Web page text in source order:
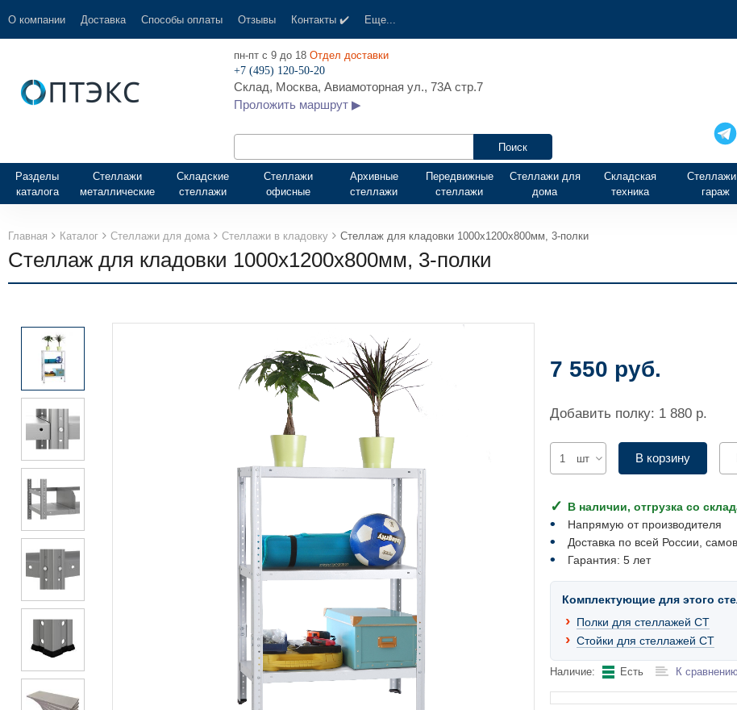
О компании Доставка Способы оплаты Отзывы Контакты ✔️ Еще...
пн-пт с 9 до 18 Отдел доставки
+7 (495) 120-50-20
Склад, Москва, Авиамоторная ул., 73А стр.7
Проложить маршрут ▶
Разделы
каталога
Стеллажи
металлические
Складские
стеллажи
Стеллажи
офисные
Архивные
стеллажи
Передвижные
стеллажи
Стеллажи для
дома
Складская
техника
гараж
Главная Каталог Стеллажи для дома Стеллажи в кладовку Стеллаж для кладовки 1000х1200х800мм, 3-полки
Стеллаж для кладовки 1000х1200х800мм, 3-полки
7 550 руб.
Добавить полку: 1 880 р.
шт В корзину
В наличии, отгрузка со
Напрямую от производителя
Доставка по всей России,
Гарантия: 5 лет
Комплектующие для этого
Полки для стеллажей СТ
Стойки для стеллажей СТ
Наличие: Есть К